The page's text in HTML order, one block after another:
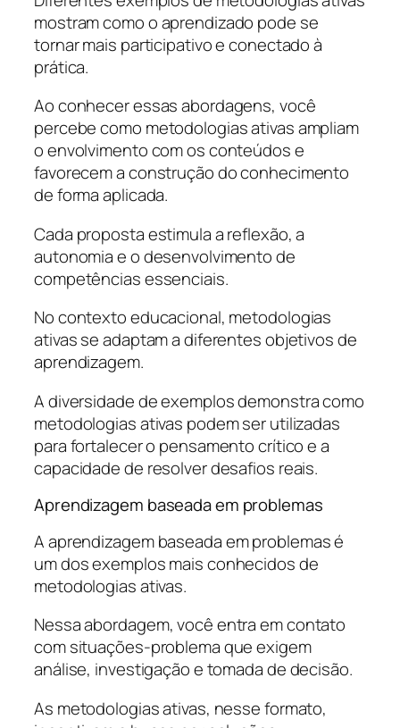
mostram como o aprendizado pode se
tornar mais participativo e conectado à
prática.
Ao conhecer essas abordagens, você
percebe como metodologias ativas ampliam
o envolvimento com os conteúdos e
favorecem a construção do conhecimento
de forma aplicada.
Cada proposta estimula a reflexão, a
autonomia e o desenvolvimento de
competências essenciais.
No contexto educacional, metodologias
ativas se adaptam a diferentes objetivos de
aprendizagem.
A diversidade de exemplos demonstra como
metodologias ativas podem ser utilizadas
para fortalecer o pensamento crítico e a
capacidade de resolver desafios reais.
Aprendizagem baseada em problemas
A aprendizagem baseada em problemas é
um dos exemplos mais conhecidos de
metodologias ativas.
Nessa abordagem, você entra em contato
com situações-problema que exigem
análise, investigação e tomada de decisão.
As metodologias ativas, nesse formato,